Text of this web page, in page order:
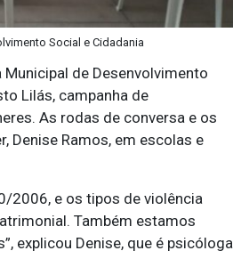
Social e Cidadania
de Desenvolvimento
Lilás, campanha de
As rodas de conversa e os
Denise Ramos, em escolas e
2006, e os tipos de violência
Também estamos
explicou Denise, que é psicóloga